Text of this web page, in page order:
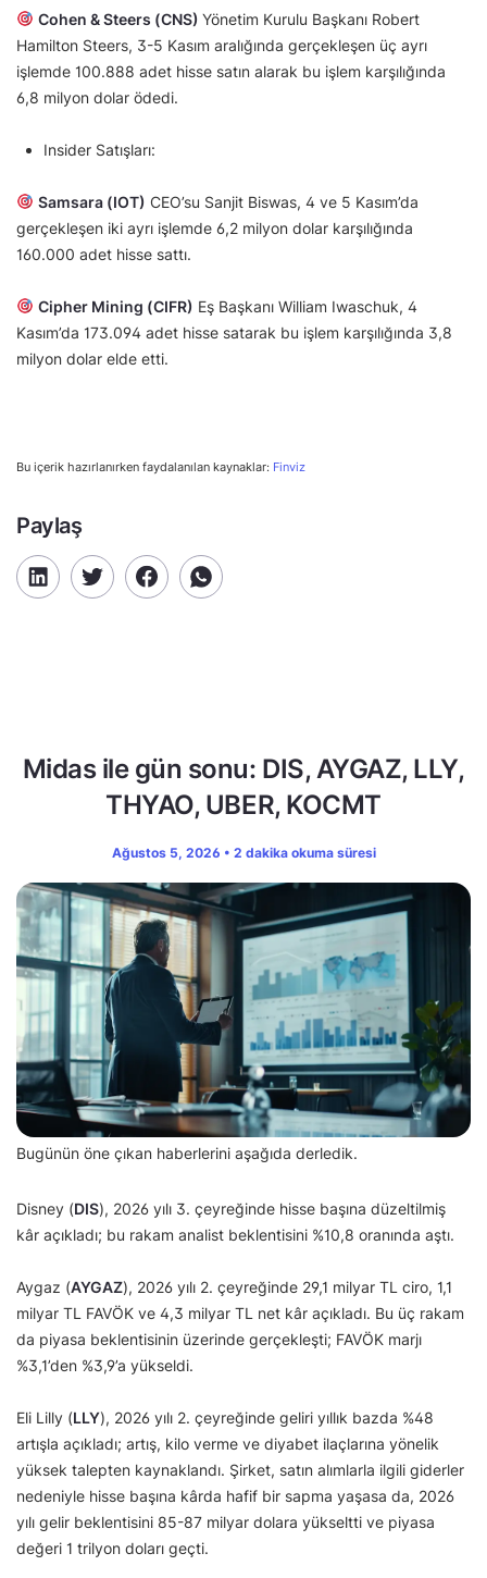
Cohen & Steers (CNS) Yönetim Kurulu Başkanı Robert
Hamilton Steers, 3-5 Kasım aralığında gerçekleşen üç ayrı
işlemde 100.888 adet hisse satın alarak bu işlem karşılığında
6,8 milyon dolar ödedi.
Insider Satışları:
Samsara (IOT) CEO’su Sanjit Biswas, 4 ve 5 Kasım’da
gerçekleşen iki ayrı işlemde 6,2 milyon dolar karşılığında
160.000 adet hisse sattı.
Cipher Mining (CIFR) Eş Başkanı William Iwaschuk, 4
Kasım’da 173.094 adet hisse satarak bu işlem karşılığında 3,8
milyon dolar elde etti.
Bu içerik hazırlanırken faydalanılan kaynaklar: Finviz
Paylaş
Midas ile gün sonu: DIS, AYGAZ, LLY,
THYAO, UBER, KOCMT
Ağustos 5, 2026 • 2 dakika okuma süresi
Bugünün öne çıkan haberlerini aşağıda derledik.
Disney (DIS), 2026 yılı 3. çeyreğinde hisse başına düzeltilmiş
kâr açıkladı; bu rakam analist beklentisini %10,8 oranında aştı.
Aygaz (AYGAZ), 2026 yılı 2. çeyreğinde 29,1 milyar TL ciro, 1,1
milyar TL FAVÖK ve 4,3 milyar TL net kâr açıkladı. Bu üç rakam
da piyasa beklentisinin üzerinde gerçekleşti; FAVÖK marjı
%3,1’den %3,9’a yükseldi.
Eli Lilly (LLY), 2026 yılı 2. çeyreğinde geliri yıllık bazda %48
artışla açıkladı; artış, kilo verme ve diyabet ilaçlarına yönelik
yüksek talepten kaynaklandı. Şirket, satın alımlarla ilgili giderler
nedeniyle hisse başına kârda hafif bir sapma yaşasa da, 2026
yılı gelir beklentisini 85-87 milyar dolara yükseltti ve piyasa
değeri 1 trilyon doları geçti.